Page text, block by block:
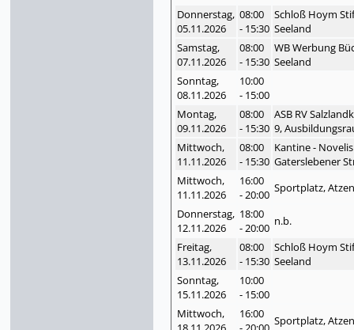
Donnerstag,
05.11.2026
08:00
- 15:30
Schloß Hoym
Seeland
Samstag,
07.11.2026
08:00
- 15:30
WB Werbung
Seeland
Sonntag,
08.11.2026
10:00
- 15:00
Montag,
09.11.2026
08:00
- 15:30
ASB RV
9,
Mittwoch,
11.11.2026
08:00
- 15:30
Kantine -
Gaterslebener
Mittwoch,
11.11.2026
16:00
- 20:00 Sportplatz,
Donnerstag,
12.11.2026
18:00
- 20:00 n.b.
Freitag,
13.11.2026
08:00
- 15:30
Schloß Hoym
Seeland
Sonntag,
15.11.2026
10:00
- 15:00
Mittwoch,
16:00
Sportplatz,